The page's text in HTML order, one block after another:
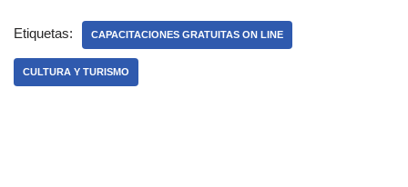
Etiquetas: CAPACITACIONES GRATUITAS ON LINE
CULTURA Y TURISMO